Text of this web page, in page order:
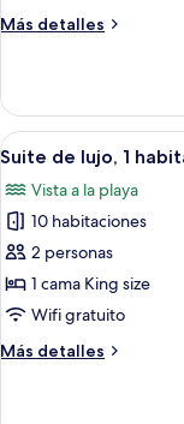
habitación,
mar
Más detalles
Más
de
lujo,
1
vista
al
mar
Abrir
todas
las
fotos
de
Suite
de
1
4
Suite de lujo, 1
Vista a la playa
10 habitaciones
2 personas
1 cama King size
Wifi gratuito
Más detalles
Más